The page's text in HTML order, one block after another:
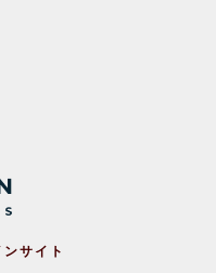
サイト